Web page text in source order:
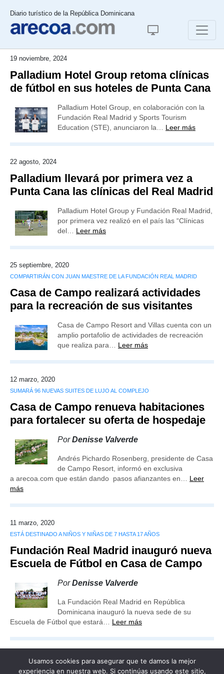
Diario turístico de la República Dominicana
19 noviembre, 2024
Palladium Hotel Group retoma clínicas
de fútbol en sus hoteles de Punta Cana
Palladium Hotel Group, en colaboración con la
Fundación Real Madrid y Sports Tourism
Education (STE), anunciaron la… Leer más
22 agosto, 2024
Palladium llevará por primera vez a
Punta Cana las clínicas del Real Madrid
Palladium Hotel Group y Fundación Real Madrid,
por primera vez realizó en el país las “Clínicas
del… Leer más
25 septiembre, 2020
COMPARTIRÁN CON JUAN MAESTRE DE LA FUNDACIÓN REAL MADRID
Casa de Campo realizará actividades
para la recreación de sus visitantes
Casa de Campo Resort and Villas cuenta con un
amplio portafolio de actividades de recreación
que realiza para… Leer más
12 marzo, 2020
SUMARÁ 96 NUEVAS SUITES DE LUJO AL COMPLEJO
Casa de Campo renueva habitaciones
para fortalecer su oferta de hospedaje
PorDenisse Valverde
Andrés Pichardo Rosenberg, presidente de Casa
de Campo Resort, informó en exclusiva
a arecoa.com que están dando pasos afianzantes en… Leer
más
11 marzo, 2020
ESTÁ DESTINADO A NIÑOS Y NIÑAS DE 7 HASTA 17 AÑOS
Fundación Real Madrid inauguró nueva
Escuela de Fútbol en Casa de Campo
PorDenisse Valverde
La Fundación Real Madrid en República
Dominicana inauguró la nueva sede de su
Escuela de Fútbol que estará… Leer más
Usamos cookies para asegurar que te damos la mejor
experiencia en nuestra web. Si continúas usando este sitio,